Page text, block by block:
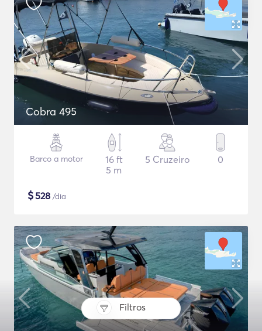
Filtros
Cobra 495
Barco a motor
16 ft
5 m
5 Cruzeiro 0
$528 /dia